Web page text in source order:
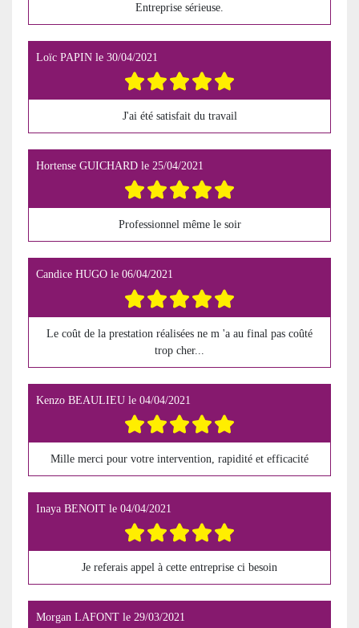
Entreprise sérieuse.
Loïc PAPIN le 30/04/2021
J'ai été satisfait du travail
Hortense GUICHARD le 25/04/2021
Professionnel même le soir
Candice HUGO le 06/04/2021
Le coût de la prestation réalisées ne m 'a au final pas coûté
trop cher...
Kenzo BEAULIEU le 04/04/2021
Mille merci pour votre intervention, rapidité et efficacité
Inaya BENOIT le 04/04/2021
Je referais appel à cette entreprise ci besoin
Morgan LAFONT le 29/03/2021